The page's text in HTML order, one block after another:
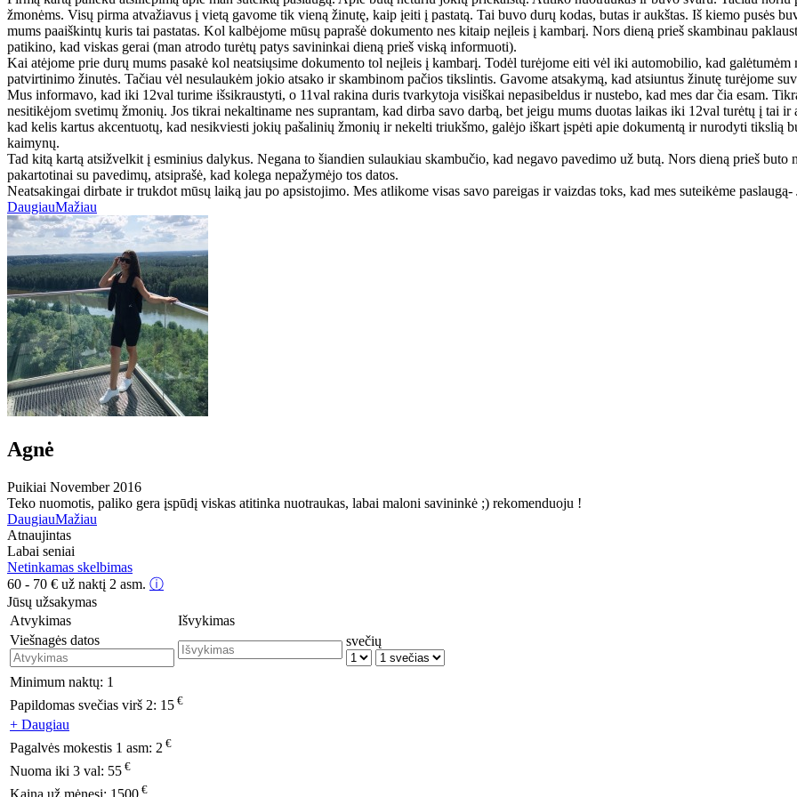
žmonėms. Visų pirma atvažiavus į vietą gavome tik vieną žinutę, kaip įeiti į pastatą. Tai buvo durų kodas, butas ir aukštas. Iš kiemo pusės
mums paaiškintų kuris tai pastatas. Kol kalbėjome mūsų paprašė dokumento nes kitaip neįleis į kambarį. Nors dieną prieš skambinau
patikino, kad viskas gerai (man atrodo turėtų patys savininkai dieną prieš viską informuoti).
Kai atėjome prie durų mums pasakė kol neatsiųsime dokumento tol neįleis į kambarį. Todėl turėjome eiti vėl iki automobilio, kad
patvirtinimo žinutės. Tačiau vėl nesulaukėm jokio atsako ir skambinom pačios tikslintis. Gavome atsakymą, kad atsiuntus žinutę turėjome
Mus informavo, kad iki 12val turime išsikraustyti, o 11val rakina duris tvarkytoja visiškai nepasibeldus ir nustebo, kad mes dar čia esam.
nesitikėjom svetimų žmonių. Jos tikrai nekaltiname nes suprantam, kad dirba savo darbą, bet jeigu mums duotas laikas iki 12val turėtų į
kad kelis kartus akcentuotų, kad nesikviesti jokių pašalinių žmonių ir nekelti triukšmo, galėjo iškart įspėti apie dokumentą ir nurodyti tikslią
kaimynų.
Tad kitą kartą atsižvelkit į esminius dalykus. Negana to šiandien sulaukiau skambučio, kad negavo pavedimo už butą. Nors dieną prieš
pakartotinai su pavedimų, atsiprašė, kad kolega nepažymėjo tos datos.
Neatsakingai dirbate ir trukdot mūsų laiką jau po apsistojimo. Mes atlikome visas savo pareigas ir vaizdas toks, kad mes suteikėme
DaugiauMažiau
Agnė
Puikiai November 2016
Teko nuomotis, paliko gera įspūdį viskas atitinka nuotraukas, labai maloni savininkė ;) rekomenduoju !
DaugiauMažiau
Atnaujintas
Labai seniai
Netinkamas skelbimas
60 - 70 € už naktį 2 asm. ⓘ
Jūsų užsakymas
Atvykimas
Išvykimas
Viešnagės datos
svečių
Minimum naktų: 1
Papildomas svečias virš 2: 15 €
+ Daugiau
Pagalvės mokestis 1 asm: 2 €
Nuoma iki 3 val: 55 €
€